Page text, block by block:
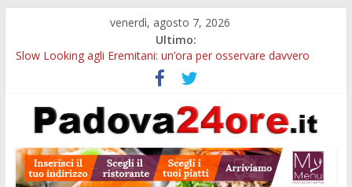
venerdì, agosto 7, 2026
Ultimo:
Slow Looking agli Eremitani: un’ora per osservare davvero
Bando sicurezza urbana Veneto: 650mila euro per Comuni e
Polizie locali
Sicurezza esodo estivo Padova: più controlli su strade, stazioni
Bonus trasporto pubblico Veneto: 200 euro per l’abbonamento
annuale